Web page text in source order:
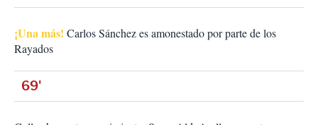
¡Una más! Carlos Sánchez es amonestado por parte de los
Rayados
69'